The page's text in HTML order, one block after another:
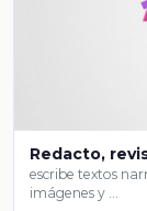
Redacto,
escribe textos
imágenes y …